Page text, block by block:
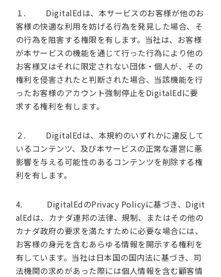
１. DigitalEdは、本サービスのお客様が他のお
客様の快適な利用を妨げる行為を発見した場合、そ
の行為を阻害する権限を有します。当社は、お客様
が本サービスの機能を通じて行った行為により他の
お客様又はそれに限定されない団体・個人が、その
権利を侵害されたと判断された場合、当該機能を行
ったお客様のアカウント強制停止をDigitalEdに要
求する権利を有します。
２. DigitalEdは、本規約のいずれかに違反して
いるコンテンツ、及び本サービスの正常な運営に悪
影響を与える可能性のあるコンテンツを削除する権
利を有します。
4. DigitalEdのPrivacy Policyに基づき、Digit
alEdは、カナダ連邦の法律、規制、またはその他の
カナダ政府の要求を満たすために必要な場合には、
お客様の身元を含むあらゆる情報を開示する権利を
有しています。当社は日本国の国内法に基づき、司
法機関の求めがあった際には個人情報を含む顧客情